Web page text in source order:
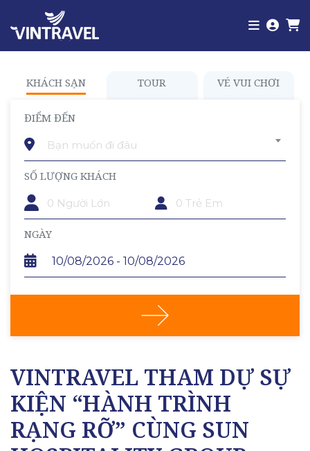
KHÁCH SẠN TOUR VÉ VUI CHƠI
ĐIỂM ĐẾN
Bạn muốn đi đâu
SỐ LƯỢNG KHÁCH
NGÀY
VINTRAVEL THAM DỰ SỰ
KIỆN “HÀNH TRÌNH
RẠNG RỠ” CÙNG SUN